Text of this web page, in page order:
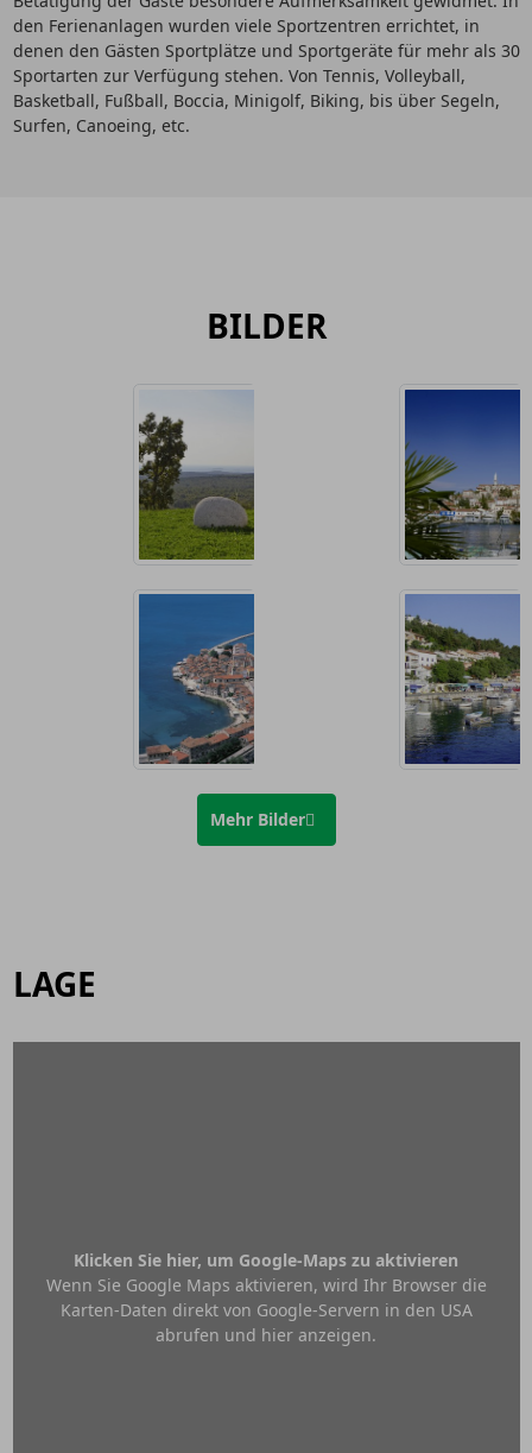
den Ferienanlagen wurden viele Sportzentren errichtet, in
denen den Gästen Sportplätze und Sportgeräte für mehr als 30
Sportarten zur Verfügung stehen. Von Tennis, Volleyball,
Basketball, Fußball, Boccia, Minigolf, Biking, bis über Segeln,
Surfen, Canoeing, etc.
BILDER
Mehr Bilder
LAGE
Klicken Sie hier, um Google-Maps zu aktivieren
Wenn Sie Google Maps aktivieren, wird Ihr Browser die
Karten-Daten direkt von Google-Servern in den USA
abrufen und hier anzeigen.